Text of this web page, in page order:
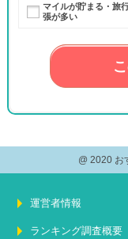
マイルが貯まる・旅
張が多い
@ 2020 お
運営者情報
ランキング調査概要